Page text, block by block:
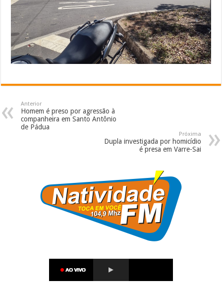
Anterior
Homem é preso por agressão à
companheira em Santo Antônio
de Pádua
Próxima
Dupla investigada por homicídio
é presa em Varre-Sai